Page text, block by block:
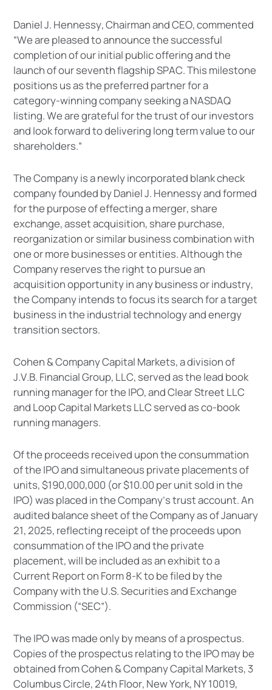
DanielJ. Hennessy,ChairmanandCEO,commented
“Weare pleasedtoannouncethe successful
completionofourinitial publicofferingandthe
launchofourseventhflagshipSPAC.This milestone
positions usasthe preferred partnerfora
category-winningcompanyseekingaNASDAQ
listing.Wearegratefulforthetrustofourinvestors
and lookforwardtodelivering longtermvaluetoour
shareholders.”
TheCompanyisanewlyincorporated blankcheck
companyfounded byDanielJ. Hennessyandformed
forthe purposeofeffectingamerger, share
exchange,assetacquisition, share purchase,
reorganizationorsimilarbusinesscombinationwith
oneormore businessesorentities.Althoughthe
Companyreservesthe righttopursuean
acquisitionopportunityinanybusinessorindustry,
theCompanyintendstofocus its searchforatarget
business inthe industrialtechnologyandenergy
transition sectors.
Cohen &CompanyCapital Markets,adivisionof
J.V.B. FinancialGroup, LLC, servedasthe lead book
running managerforthe IPO,andClearStreet LLC
and LoopCapital Markets LLCservedasco-book
running managers.
Ofthe proceeds received upontheconsummation
ofthe IPOand simultaneous private placementsof
units,$190,000,000 (or$10.00 perunit sold inthe
IPO) was placed intheCompany’strustaccount.An
audited balance sheetoftheCompanyasofJanuary
21,2025, reflecting receiptofthe proceeds upon
consummationofthe IPOandthe private
placement,will be includedasanexhibittoa
Current Reporton Form8-Ktobefiled bythe
Companywiththe U.S.Securitiesand Exchange
Commission (“SEC”).
The IPOwas madeonlybymeansofaprospectus.
Copiesofthe prospectus relatingtothe IPOmaybe
obtainedfromCohen &CompanyCapital Markets, 3
ColumbusCircle,24th Floor, NewYork, NY10019,